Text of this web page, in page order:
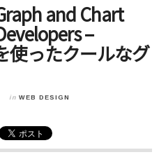
and Chart
–
使ったクールなグ
in WEB DESIGN